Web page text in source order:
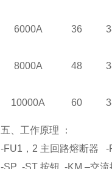
6000A 36
8000A 48
10000A 60
五、工作原理 ：
-FU1，2 主回路熔断器
-SP -ST 按钮 -KM –交